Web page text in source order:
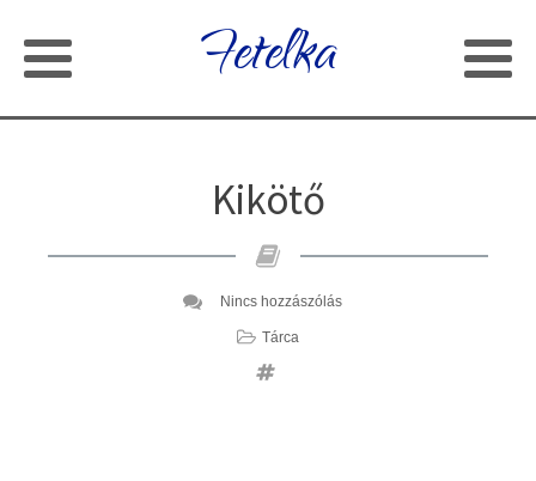
Fetelka
Kikötő
Nincs hozzászólás
Tárca